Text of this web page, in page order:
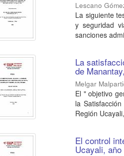
Lescano
La siguiente
y seguridad
sanciones
La
de
Melgar
El " objetivo
la
Región
El control
Ucayali, año